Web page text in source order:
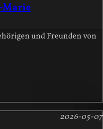
Marie
und Freunden von
2026-05-07